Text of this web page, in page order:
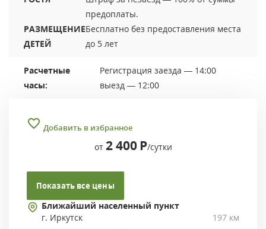
предоплаты.
РАЗМЕЩЕНИЕ
ДЕТЕЙ
Бесплатно без предоставления места
до 5 лет
Расчетные
часы:
Регистрация заезда — 14:00
выезд — 12:00
Добавить в избранное
от 2 400 Р/сутки
Показать все цены
Ближайший населенный пункт
г. Иркутск
197 км